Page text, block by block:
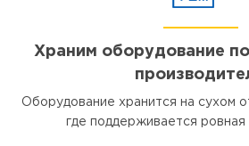
Храним оборудование
Оборудование хранится на сухом
где поддерживается ровная